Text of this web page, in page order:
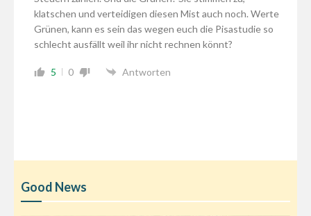
klatschen und verteidigen diesen Mist auch noch. Werte
Grünen, kann es sein das wegen euch die Pisastudie so
schlecht ausfällt weil ihr nicht rechnen könnt?
5 0 Antworten
Good News